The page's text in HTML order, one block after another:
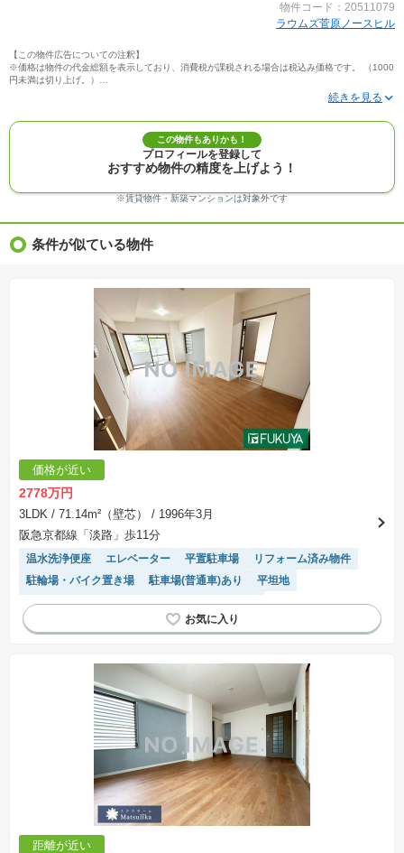
物件コード：20511079
ラウムズ菅原ノースヒル
【この物件広告についての注釈】
※価格は物件の代金総額を表示しており、消費税が課税される場合は税込み価格です。 （1000
円未満は切り上げ。）
※写真に写っている、またはパース（絵）や間取り図に描かれている家具や車などは、特にコ
※建築条件付き土地価格には、建物価格は含まれません。
※物件情報は、原則として情報提供日の２日前に最終確認した情報です。
※完成予想図はいずれも外構、植栽、外観等実際のものとは多少異なることがあります。
※モデルルーム・モデルハウス・展示場・ショールームの画像の場合、今回販売の物件と異な
※ＣＧ合成の画像の場合、実際とは多少異なる場合があります。
※物件特徴：販売戸数が複数の物件は、全ての住戸に該当しない項目もあります。
※価格更新：物件価格が変更された日から１週間表示されます。
※建築条件土地の情報内に掲載されている、建物プラン例は、土地購入者の設計プランの参考
の一例であって、プランの採用可否は任意です。
※土地（建築条件なし）で「建物プラン例」が表記してある時、そのプラン例は特定の建築請
負会社によるもので、当該建築請負会社以外で建てた場合、同様のものが同価格で建てられる
とは限りません。また建築請負会社を特定するものではありません。
※建築条件付き土地とは、その土地に建築する建物の建築請負契約が、一定期間内に成立する
ことを条件として売買される土地のことをいいます。建築請負契約成立に向けて設計プランを
協議するため、土地購入者が自己の希望する建物の設計協議をするために必要な相当の期間の
交渉期間が設定され、その期間内で希望を満たすプランが実現できたかどうかにより結論を出
します。なお、この期間は概ね3ヶ月程度とされています。納得のいくプランが出来ず、建築請
負契約が成立しない場合、土地売買契約は白紙に戻り、土地契約にかかった代金（土地代金、
手付金など）は名目のいかんに関わらず、全て返却されます。
※課税対象物件の「価格」や「費用等」は消費税込みの「総額表示」で統一しています。
※「本体価格」とは、課税対象物件においては「消費税を除いた建物価格」と「土地価格」の
合計額を指します。
表示されておりません。
※取引にかかる費用：物件の契約手続き、決済、引き渡し時にかかる費用を表示しています。
不動産会社によって表記有無が異なるため、ご自身で十分な確認をしていただくようにお願い
いたします。
場合があります。
この物件もありかも！
プロフィールを登録して
おすすめ物件の精度を上げよう！
※賃貸物件・新築マンションは対象外です
条件が似ている物件
価格が近い
2778万円
3LDK / 71.14m²（壁芯）
/ 1996年3月
阪急京都線「淡路」歩11分
温水洗浄便座 エレベーター 平置駐車場
リフォーム済み物件
駐輪場・バイク置き場
駐車場(普通車)あり
平坦地
モニター付きインターホン
システムキッチン
距離が近い